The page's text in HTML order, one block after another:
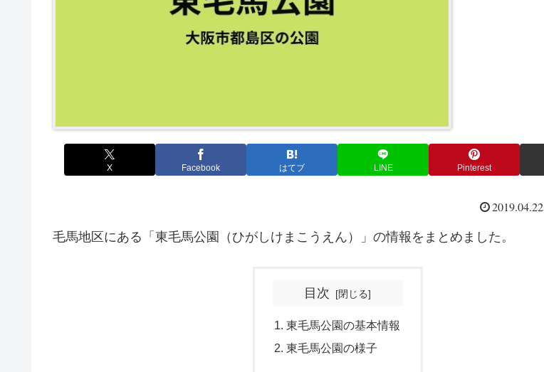
X Facebook はてブ LINE Pinterest
2019.04.22
毛馬地区にある「東毛馬公園（ひがしけまこうえん）」の情報をまとめました。
目次
東毛馬公園の基本情報
東毛馬公園の様子